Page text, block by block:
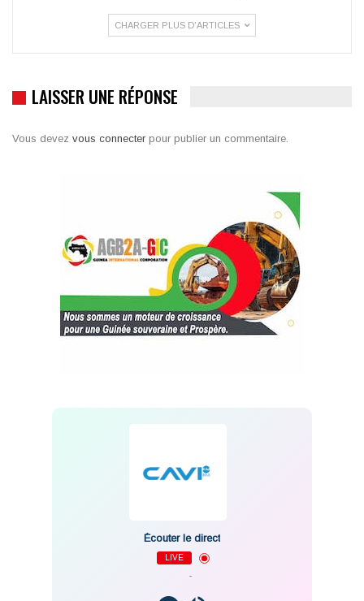
CHARGER PLUS D'ARTICLES
LAISSER UNE RÉPONSE
Vous devez vous connecter pour publier un commentaire.
Écouter le direct
LIVE